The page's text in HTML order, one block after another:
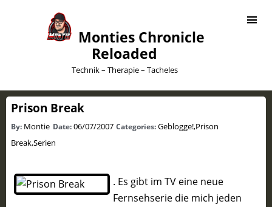
Monties Chronicle
Reloaded
Technik – Therapie – Tacheles
Prison Break
By: Montie Date:06/07/2007 Categories:Geblogge!,Prison
Break,Serien
. Es gibt im TV eine neue
Fernsehserie die mich jeden